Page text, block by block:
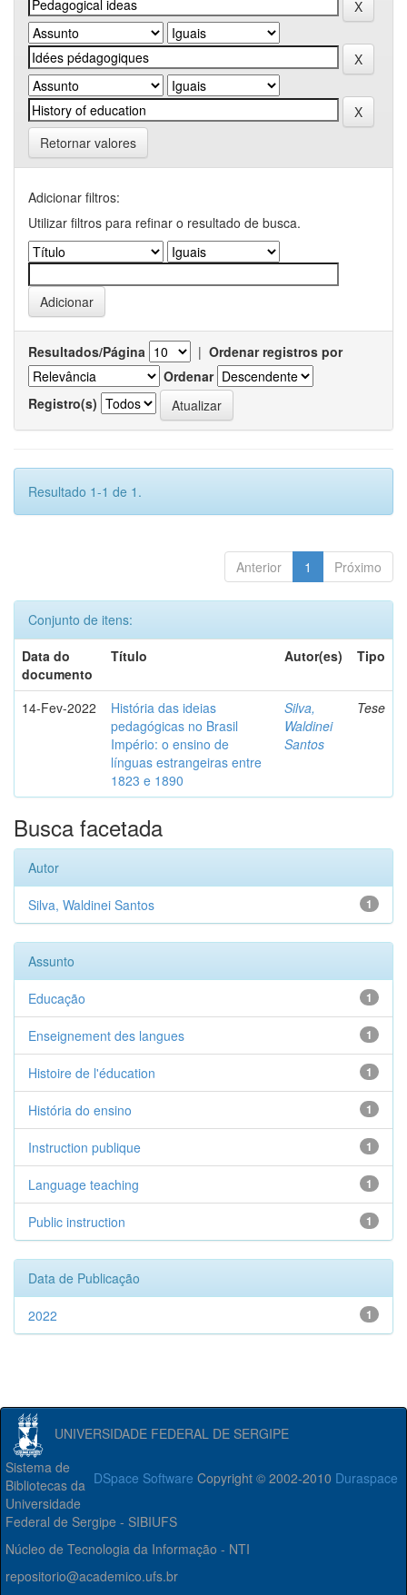
Retornar valores
Adicionar filtros:
Utilizar filtros para refinar o resultado de busca.
Resultados/Página | Ordenar registros por
Ordenar
Registro(s)
Resultado 1-1 de 1.
Anterior 1 Próximo
Conjunto de itens:
Data do
documento
Título Autor(es) Tipo
14-Fev-2022
História das ideias
pedagógicas no Brasil
Império: o ensino de
línguas estrangeiras entre
1823 e 1890
Silva,
Waldinei
Santos
Tese
Busca facetada
Autor
1
Silva, Waldinei Santos
Assunto
1
Educação
1
Enseignement des langues
1
Histoire de l'éducation
1
História do ensino
1
Instruction publique
1
Language teaching
1
Public instruction
Data de Publicação
1
2022
UNIVERSIDADE FEDERAL DE SERGIPE
DSpace Software Copyright © 2002-2010 Duraspace
Sistema de
Bibliotecas da
Universidade
Federal de Sergipe - SIBIUFS
Núcleo de Tecnologia da Informação - NTI
repositorio@academico.ufs.br